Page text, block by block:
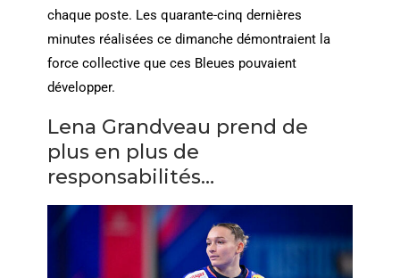
chaque poste. Les quarante-cinq dernières
minutes réalisées ce dimanche démontraient la
force collective que ces Bleues pouvaient
développer.
Lena Grandveau prend de
plus en plus de
responsabilités…